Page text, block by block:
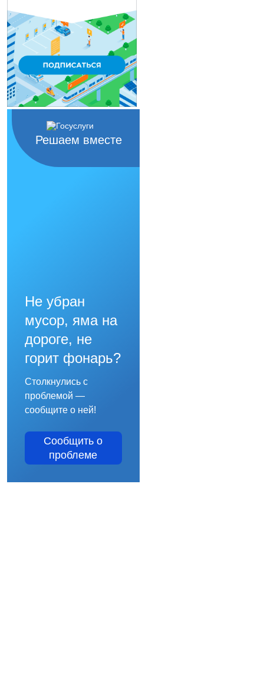
Решаем вместе
Не убран
мусор, яма на
дороге, не
горит фонарь?
Столкнулись с
проблемой —
сообщите о ней!
Сообщить о
проблеме